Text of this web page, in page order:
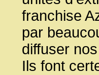
franchise
par
diffuser
Ils font